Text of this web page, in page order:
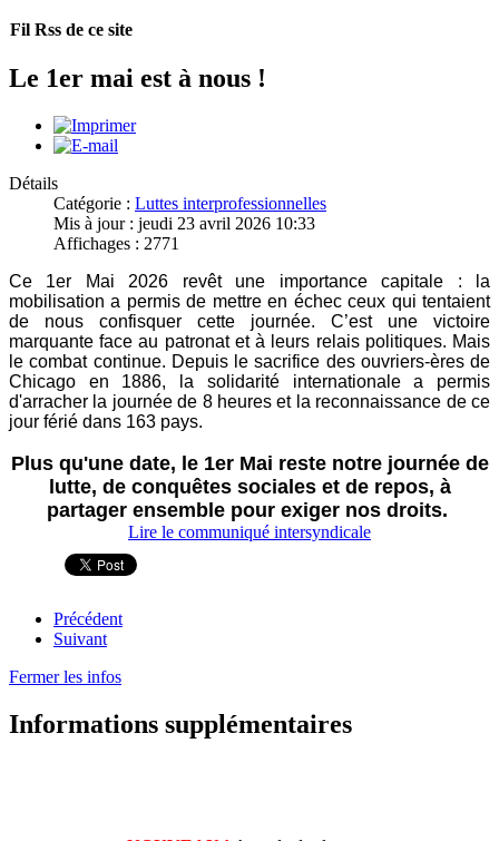
Fil Rss de ce site
Le 1er mai est à nous !
Détails
Catégorie : Luttes interprofessionnelles
Mis à jour : jeudi 23 avril 2026 10:33
Affichages : 2771
Ce 1er Mai 2026 revêt une importance capitale : la
mobilisation a permis de mettre en échec ceux qui tentaient
de nous confisquer cette journée. C’est une victoire
marquante face au patronat et à leurs relais politiques. Mais
le combat continue. Depuis le sacrifice des ouvriers-ères de
Chicago en 1886, la solidarité internationale a permis
d'arracher la journée de 8 heures et la reconnaissance de ce
jour férié dans 163 pays.
Plus qu'une date, le 1er Mai reste notre journée de
lutte, de conquêtes sociales et de repos, à
partager ensemble pour exiger nos droits.
Lire le communiqué intersyndicale
Précédent
Suivant
Fermer les infos
Informations supplémentaires